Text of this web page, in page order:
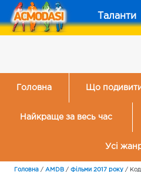
Таланти
Головна Що
Найкраще за весь час
Усі
Головна / AMDB / Фільми 2017 року /